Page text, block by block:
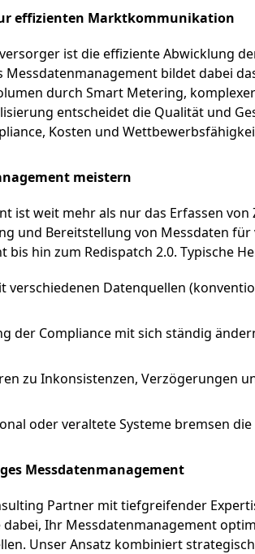
effizienten Marktkommunikation
ist die effiziente Abwicklung
bildet dabei
durch Smart Metering, komplexer
entscheidet die Qualität und
Kosten und
meistern
ist weit mehr als nur das Erfassen von
und Bereitstellung von Messdaten für
hin zum Redispatch 2.0. Typische
verschiedenen Datenquellen
der Compliance mit sich ständig
zu Inkonsistenzen, Verzögerungen
oder veraltete Systeme bremsen
Messdatenmanagement
Partner mit tiefgreifender
Ihr Messdatenmanagement
Unser Ansatz kombiniert